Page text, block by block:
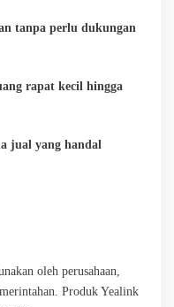
tanpa perlu dukungan
rapat kecil hingga
jual yang handal
oleh perusahaan,
Produk Yealink